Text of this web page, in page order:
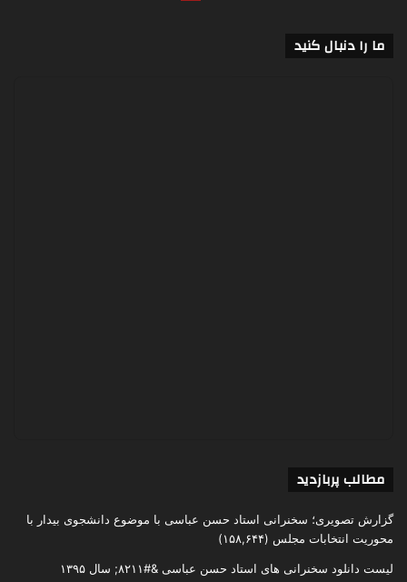
ما را دنبال کنید
مطالب پربازدید
گزارش تصویری؛ سخنرانی استاد حسن عباسی با موضوع دانشجوی بیدار با
محوریت انتخابات مجلس (۱۵۸,۶۴۴)
لیست دانلود سخنرانی های استاد حسن عباسی &#۸۲۱۱; سال ۱۳۹۵